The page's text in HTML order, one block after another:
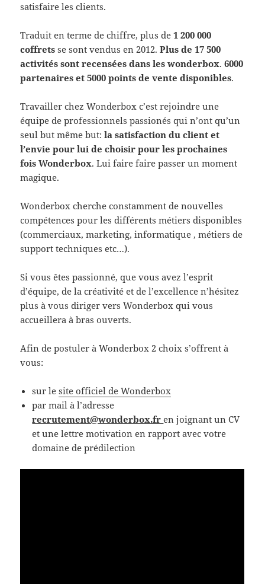
satisfaire les clients.
Traduit en terme de chiffre, plus de1 200 000
coffrets se sont vendus en 2012.Plus de 17 500
activités sont recensées dans les wonderbox.6000
partenaires et 5000 points de vente disponibles.
Travailler chez Wonderbox c’est rejoindre une
équipe de professionnels passionés qui n’ont qu’un
seul but même but:la satisfaction du client et
l’envie pour lui de choisir pour les prochaines
fois Wonderbox. Lui faire faire passer un moment
magique.
Wonderbox cherche constamment de nouvelles
compétences pour les différents métiers disponibles
(commerciaux, marketing, informatique , métiers de
support techniques etc…).
Si vous êtes passionné, que vous avez l’esprit
d’équipe, de la créativité et de l’excellence n’hésitez
plus à vous diriger vers Wonderbox qui vous
accueillera à bras ouverts.
Afin de postuler à Wonderbox 2 choix s’offrent à
vous:
sur lesite officiel de Wonderbox
par mail à l’adresse
recrutement@wonderbox.fren joignant un CV
et une lettre motivation en rapport avec votre
domaine de prédilection